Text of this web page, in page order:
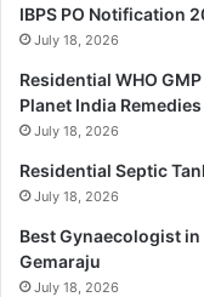
IBPS PO Notification
July 18, 2026
Residential WHO
Planet India
July 18, 2026
Residential Septic
July 18, 2026
Best Gynaecologist
Gemaraju
July 18, 2026